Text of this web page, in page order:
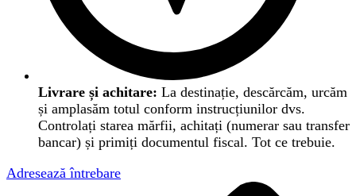
Livrare și achitare: La destinație, descărcăm, urcăm
și amplasăm totul conform instrucțiunilor dvs.
Controlați starea mărfii, achitați (numerar sau transfer
bancar) și primiți documentul fiscal. Tot ce trebuie.
Adresează întrebare